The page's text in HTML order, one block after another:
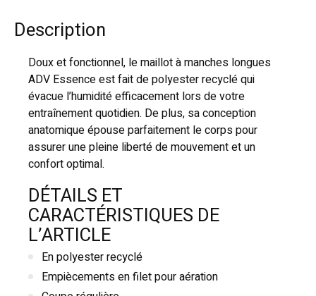
Description
Doux et fonctionnel, le maillot à manches longues
ADV Essence est fait de polyester recyclé qui
évacue l’humidité efficacement lors de votre
entraînement quotidien. De plus, sa conception
anatomique épouse parfaitement le corps pour
assurer une pleine liberté de mouvement et un
confort optimal.
DÉTAILS ET
CARACTÉRISTIQUES DE
L’ARTICLE
En polyester recyclé
Empiècements en filet pour aération